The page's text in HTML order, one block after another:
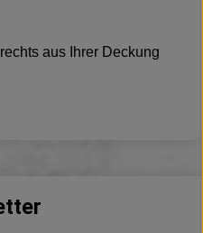
aus Ihrer Deckung